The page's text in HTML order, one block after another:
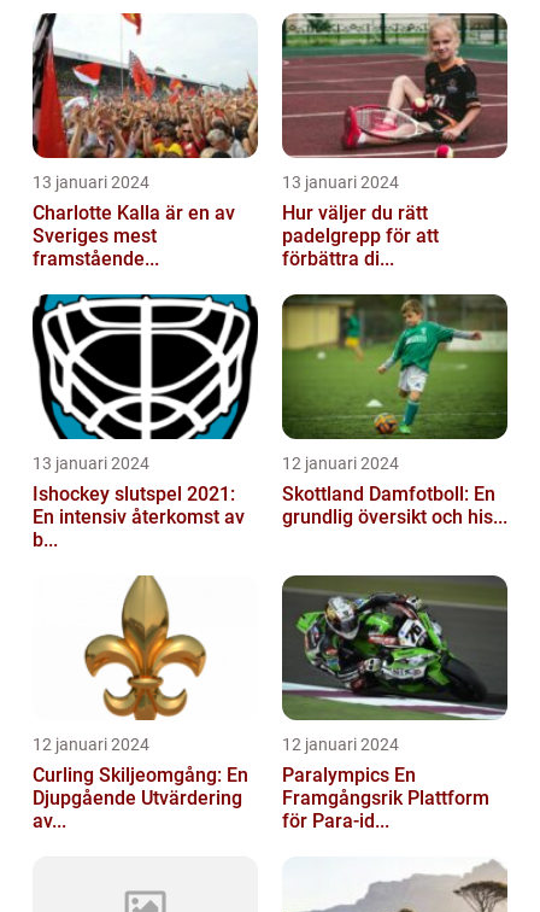
13 januari 2024
Charlotte Kalla är en av
Sveriges mest
framstående...
13 januari 2024
Hur väljer du rätt
padelgrepp för att
förbättra di...
13 januari 2024
Ishockey slutspel 2021:
En intensiv återkomst av
b...
12 januari 2024
Skottland Damfotboll: En
grundlig översikt och his...
12 januari 2024
Curling Skiljeomgång: En
Djupgående Utvärdering
av...
12 januari 2024
Paralympics En
Framgångsrik Plattform
för Para-id...